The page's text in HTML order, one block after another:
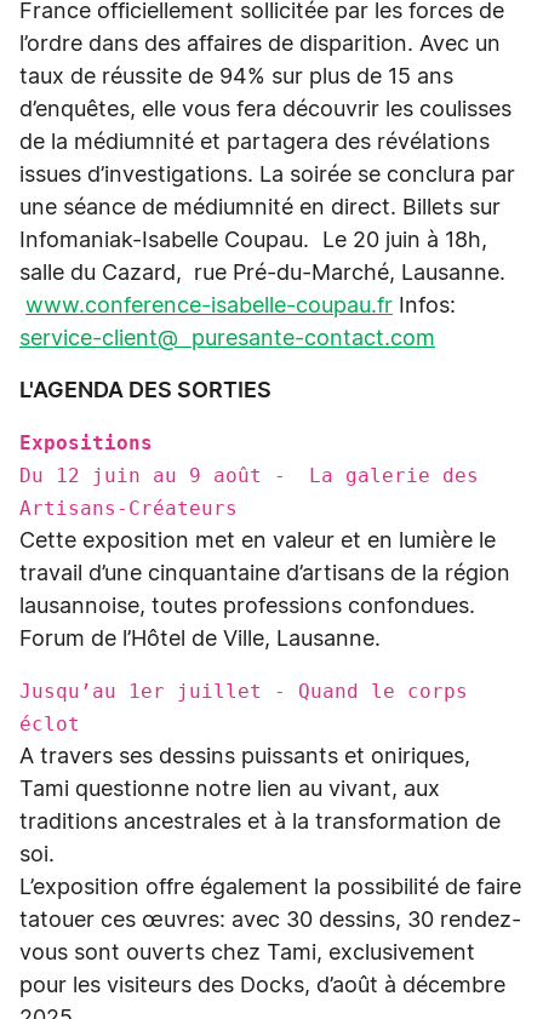
France officiellement sollicitée par les forces de
l’ordre dans des affaires de disparition. Avec un
taux de réussite de 94% sur plus de 15 ans
d’enquêtes, elle vous fera découvrir les coulisses
de la médiumnité et partagera des révélations
issues d’investigations. La soirée se conclura par
une séance de médiumnité en direct. Billets sur
Infomaniak-Isabelle Coupau. Le 20 juin à 18h,
salle du Cazard, rue Pré-du-Marché, Lausanne.
www.conference-isabelle-coupau.fr Infos:
service-client@ puresante-contact.com
L'AGENDA DES SORTIES
Expositions
Du 12 juin au 9 août - La galerie des
Artisans-Créateurs
Cette exposition met en valeur et en lumière le
travail d’une cinquantaine d’artisans de la région
lausannoise, toutes professions confondues.
Forum de l’Hôtel de Ville, Lausanne.
Jusqu’au 1er juillet - Quand le corps
éclot
A travers ses dessins puissants et oniriques,
Tami questionne notre lien au vivant, aux
traditions ancestrales et à la transformation de
soi.
L’exposition offre également la possibilité de faire
tatouer ces œuvres: avec 30 dessins, 30 rendez-
vous sont ouverts chez Tami, exclusivement
pour les visiteurs des Docks, d’août à décembre